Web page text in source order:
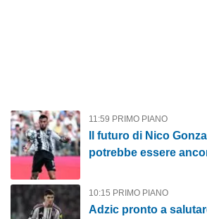
11:59 PRIMO PIANO
Il futuro di Nico
potrebbe essere
10:15 PRIMO PIANO
Adzic pronto a